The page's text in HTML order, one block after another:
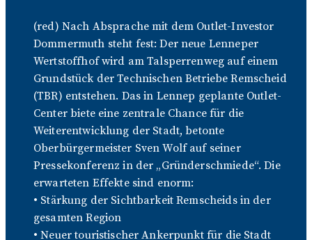
(red) Nach Absprache mit dem Outlet-Investor
Dommermuth steht fest: Der neue Lenneper
Wertstoffhof wird am Talsperrenweg auf einem
Grundstück der Technischen Betriebe Remscheid
(TBR) entstehen. Das in Lennep geplante Outlet-
Center biete eine zentrale Chance für die
Weiterentwicklung der Stadt, betonte
Oberbürgermeister Sven Wolf auf seiner
Pressekonferenz in der „Gründerschmiede“. Die
erwarteten Effekte sind enorm:
• Stärkung der Sichtbarkeit Remscheids in der
gesamten Region
• Neuer touristischer Ankerpunkt für die Stadt